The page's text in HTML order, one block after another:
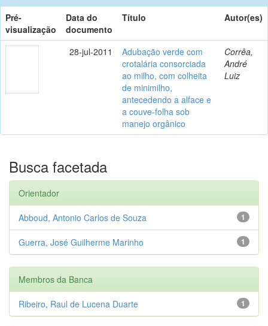
Pré-
visualização
Data do
documento
Título Autor(es)
28-jul-2011
Adubação verde com
crotalária consorciada
ao milho, com colheita
de minimilho,
antecedendo a alface e
a couve-folha sob
manejo orgânico
Corrêa,
André
Luiz
Busca facetada
Orientador
1
Abboud, Antonio Carlos de Souza
1
Guerra, José Guilherme Marinho
Membros da Banca
1
Ribeiro, Raul de Lucena Duarte